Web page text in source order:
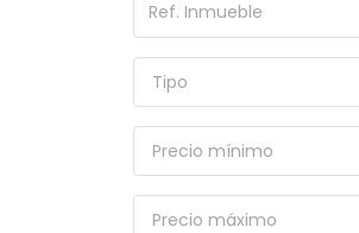
Tipo
Precio mínimo
Precio máximo